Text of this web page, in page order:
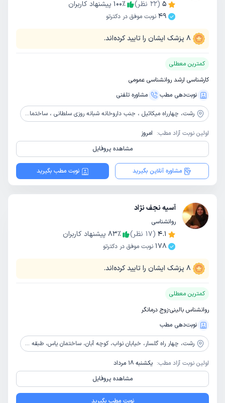
5
(
22 نظر) 100٪
پیشنهاد کاربران
49 نوبت موفق در دکترتو
8 پزشک ایشان را تایید کرده‌اند.
کمترین معطلی
کارشناسی ارشد روانشناسی عمومی
نوبت‌دهی مطب
مشاوره‌ تلفنی
رشت، چهارراه میکائیل ، جنب داروخانه شبانه روزی سلطانی ، ساختمان سهند ، طبقه 2 ، واحد 5
اولین نوبت آزاد مطب: امروز
مشاهده پروفایل
مشاوره آنلاین بگیرید نوبت مطب بگیرید
آسیه نجف نژاد
روانشناسی
4.1
(
17 نظر) 83٪
پیشنهاد کاربران
178 نوبت موفق در دکترتو
8 پزشک ایشان را تایید کرده‌اند.
کمترین معطلی
روانشناس بالینی-زوج درمانگر
نوبت‌دهی مطب
رشت، چهار راه گلسار، خیابان نواب، کوچه آبان، ساختمان یاس، طبقه چهارم، واحد 7، مرکز مشاوره حال خوب
اولین نوبت آزاد مطب: یکشنبه 18 مرداد
مشاهده پروفایل
نوبت مطب بگیرید